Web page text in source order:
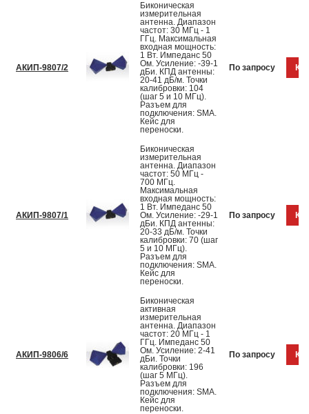
АКИП-9807/2
Биконическая
измерительная
антенна. Диапазон
частот: 30 МГц - 1
ГГц. Максимальная
входная мощность:
1 Вт. Импеданс 50
Ом. Усиление: -39-1
дБи. КПД антенны:
20-41 дБ/м. Точки
калибровки: 104
(шаг 5 и 10 МГц).
Разъем для
подключения: SMA.
Кейс для
переноски.
По запросу
АКИП-9807/1
Биконическая
измерительная
антенна. Диапазон
частот: 50 МГц -
700 МГц.
Максимальная
входная мощность:
1 Вт. Импеданс 50
Ом. Усиление: -29-1
дБи. КПД антенны:
20-33 дБ/м. Точки
калибровки: 70 (шаг
5 и 10 МГц).
Разъем для
подключения: SMA.
Кейс для
переноски.
По запросу
АКИП-9806/6
Биконическая
активная
измерительная
антенна. Диапазон
частот: 20 МГц - 1
ГГц. Импеданс 50
Ом. Усиление: 2-41
дБи. Точки
калибровки: 196
(шаг 5 МГц).
Разъем для
подключения: SMA.
Кейс для
переноски.
По запросу